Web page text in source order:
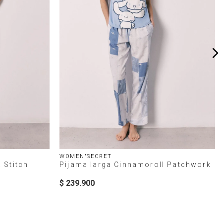
Stitch
WOMEN'SECRET
Pijama larga Cinnamoroll Patchwork
$ 239.900